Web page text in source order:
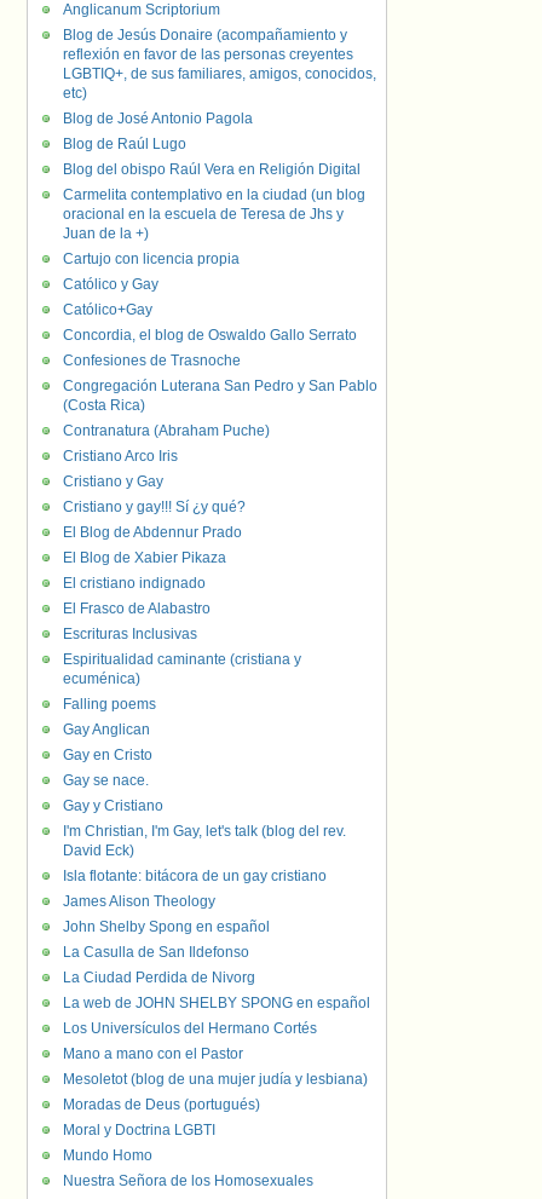
Anglicanum Scriptorium
Blog de Jesús Donaire (acompañamiento y
reflexión en favor de las personas creyentes
LGBTIQ+, de sus familiares, amigos, conocidos,
etc)
Blog de José Antonio Pagola
Blog de Raúl Lugo
Blog del obispo Raúl Vera en Religión Digital
Carmelita contemplativo en la ciudad (un blog
oracional en la escuela de Teresa de Jhs y
Juan de la +)
Cartujo con licencia propia
Católico y Gay
Católico+Gay
Concordia, el blog de Oswaldo Gallo Serrato
Confesiones de Trasnoche
Congregación Luterana San Pedro y San Pablo
(Costa Rica)
Contranatura (Abraham Puche)
Cristiano Arco Iris
Cristiano y Gay
Cristiano y gay!!! Sí ¿y qué?
El Blog de Abdennur Prado
El Blog de Xabier Pikaza
El cristiano indignado
El Frasco de Alabastro
Escrituras Inclusivas
Espiritualidad caminante (cristiana y
ecuménica)
Falling poems
Gay Anglican
Gay en Cristo
Gay se nace.
Gay y Cristiano
I'm Christian, I'm Gay, let's talk (blog del rev.
David Eck)
Isla flotante: bitácora de un gay cristiano
James Alison Theology
John Shelby Spong en español
La Casulla de San Ildefonso
La Ciudad Perdida de Nivorg
La web de JOHN SHELBY SPONG en español
Los Universículos del Hermano Cortés
Mano a mano con el Pastor
Mesoletot (blog de una mujer judía y lesbiana)
Moradas de Deus (portugués)
Moral y Doctrina LGBTI
Mundo Homo
Nuestra Señora de los Homosexuales